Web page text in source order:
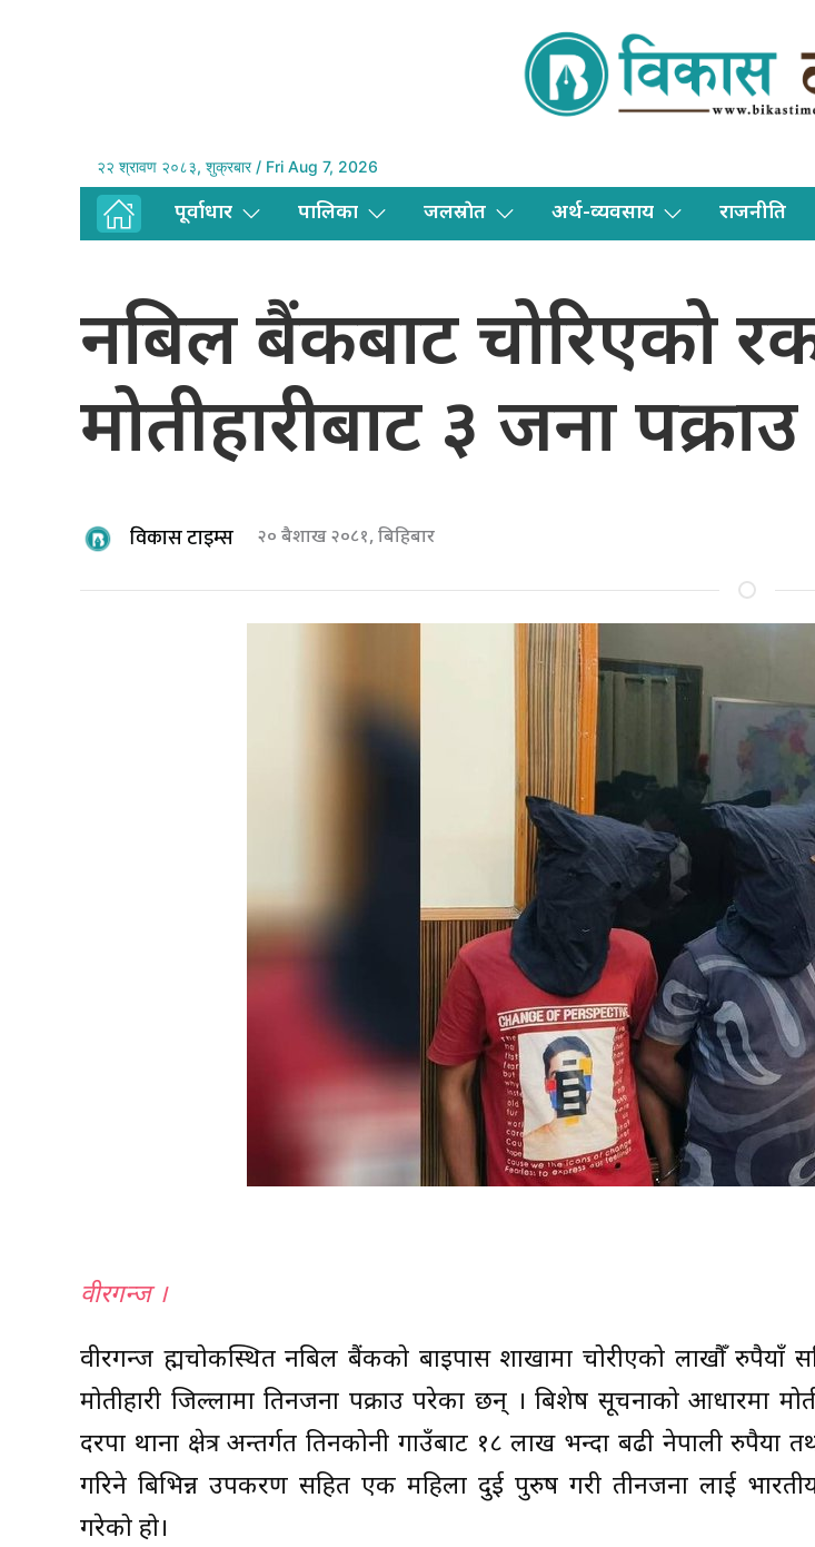
२२ श्रावण २०८३, शुक्रबार / Fri Aug 7, 2026
पूर्वाधार पालिका जलस्राेत अर्थ-व्यवसाय राजनीति
नबिल बैंकबाट चोरिएको
मोतीहारीबाट ३ जना पक्राउ
विकास टाइम्स २० बैशाख २०८१, बिहिबार
वीरगन्ज ।
वीरगन्ज ब्रह्मचोकस्थित नबिल बैंकको बाइपास शाखामा चोरीएको लाखौँ रुपैयाँ
मोतीहारी जिल्लामा तिनजना पक्राउ परेका छन् । बिशेष सूचनाको आधारमा
दरपा थाना क्षेत्र अन्तर्गत तिनकोनी गाउँबाट १८ लाख भन्दा बढी नेपाली रुपैया
गरिने बिभिन्न उपकरण सहित एक महिला दुई पुरुष गरी तीनजना लाई भारतीय
गरेको हो।